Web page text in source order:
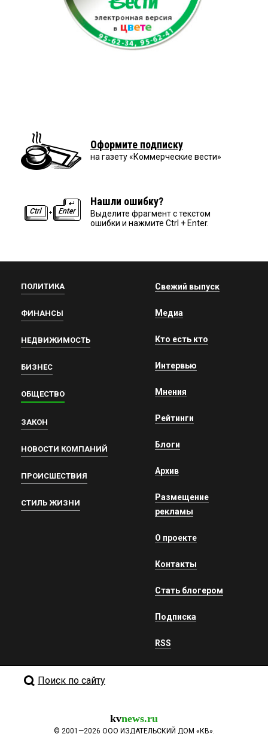
Оформите подписку
на газету «Коммерческие вести»
Нашли ошибку?
Выделите фрагмент с текстом
ошибки и нажмите Ctrl + Enter.
ПОЛИТИКА
ФИНАНСЫ
НЕДВИЖИМОСТЬ
БИЗНЕС
ОБЩЕСТВО
ЗАКОН
НОВОСТИ КОМПАНИЙ
ПРОИСШЕСТВИЯ
СТИЛЬ ЖИЗНИ
Свежий выпуск
Медиа
Кто есть кто
Интервью
Мнения
Рейтинги
Блоги
Архив
Размещение
рекламы
О проекте
Контакты
Стать блогером
Подписка
RSS
Поиск по сайту
kvnews.ru
© 2001—2026 ООО ИЗДАТЕЛЬСКИЙ ДОМ «КВ».